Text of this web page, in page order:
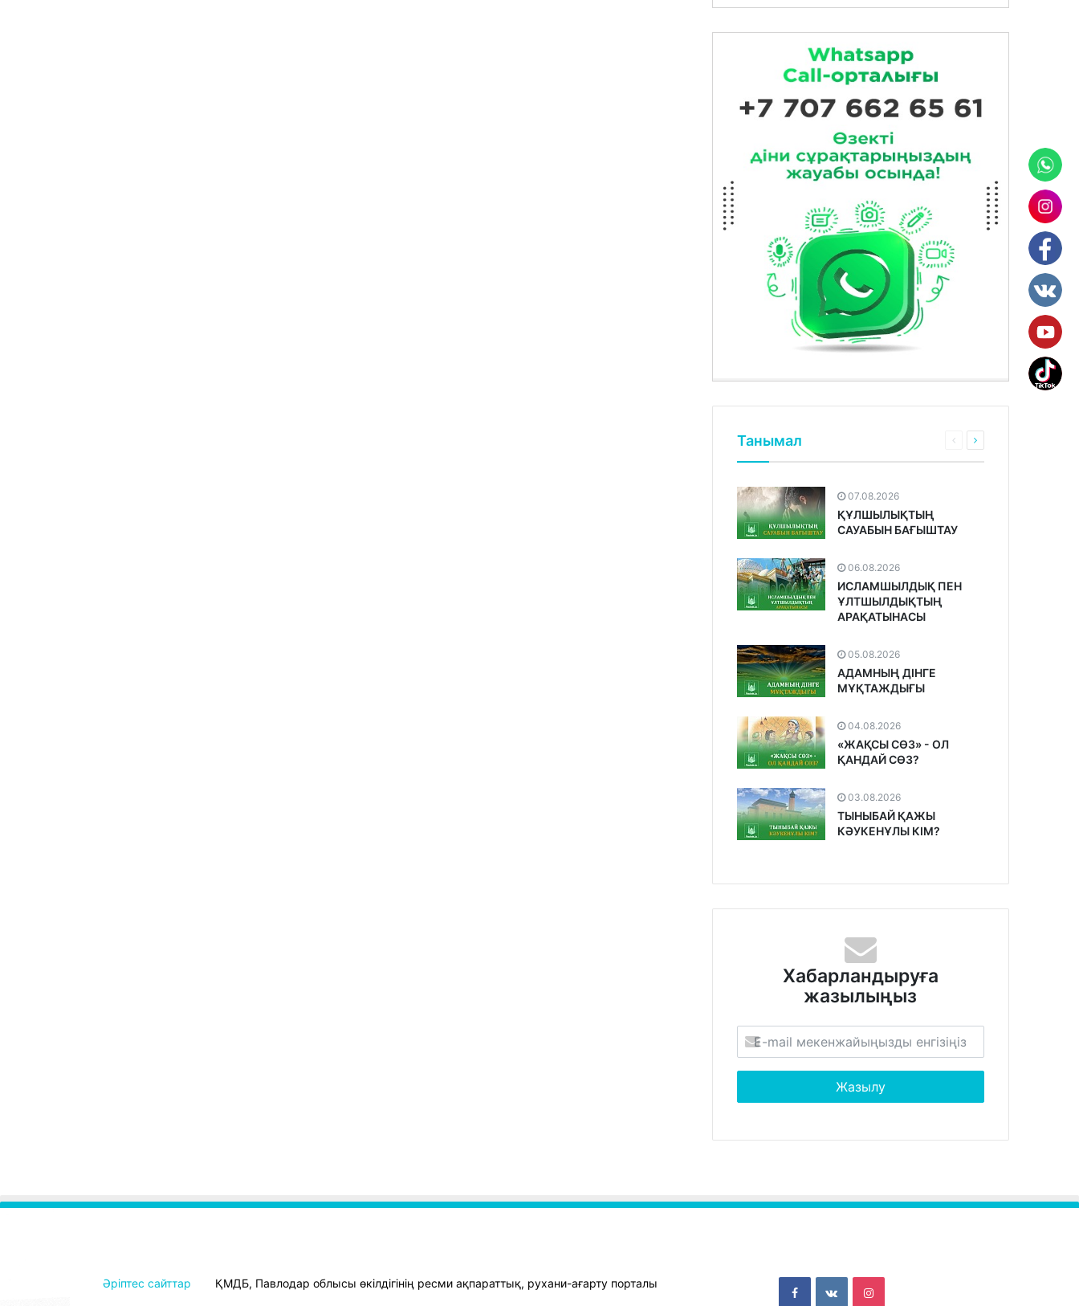
Танымал
07.08.2026
ҚҰЛШЫЛЫҚТЫҢ
САУАБЫН БАҒЫШТАУ
06.08.2026
ИСЛАМШЫЛДЫҚ ПЕН
ҰЛТШЫЛДЫҚТЫҢ
АРАҚАТЫНАСЫ
05.08.2026
АДАМНЫҢ ДІНГЕ
МҰҚТАЖДЫҒЫ
04.08.2026
«ЖАҚСЫ СӨЗ» - ОЛ
ҚАНДАЙ СӨЗ?
03.08.2026
ТЫНЫБАЙ ҚАЖЫ
КӘУКЕНҰЛЫ КІМ?
Хабарландыруға
жазылыңыз
Әріптес сайттар ҚМДБ, Павлодар облысы өкілдігінің ресми ақпараттық, рухани-ағарту порталы